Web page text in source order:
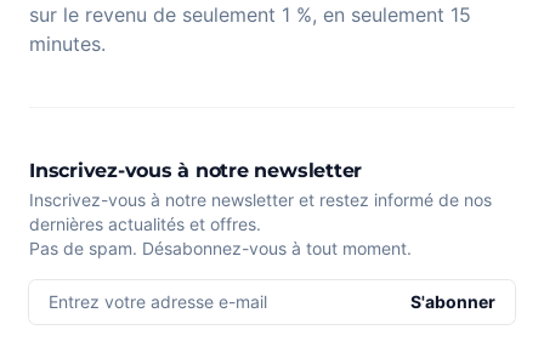
sur le revenu de seulement 1 %, en seulement 15
minutes.
Inscrivez-vous à notre newsletter
Inscrivez-vous à notre newsletter et restez informé de nos
dernières actualités et offres.
Pas de spam. Désabonnez-vous à tout moment.
Entrez votre adresse e-mail S'abonner